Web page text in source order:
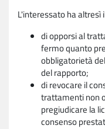
L'interessato ha altresì
di opporsi al
fermo quanto
obbligatorietà
del rapporto;
di revocare il
trattamenti non
pregiudicare la
consenso